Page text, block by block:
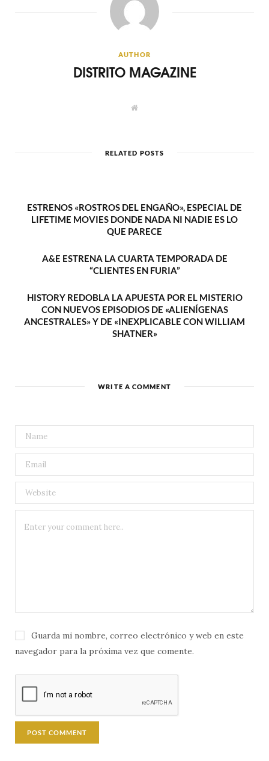
AUTHOR
DISTRITO MAGAZINE
W
RELATED POSTS
ESTRENOS «ROSTROS DEL ENGAÑO», ESPECIAL DE
LIFETIME MOVIES DONDE NADA NI NADIE ES LO
QUE PARECE
A&E ESTRENA LA CUARTA TEMPORADA DE
“CLIENTES EN FURIA”
HISTORY REDOBLA LA APUESTA POR EL MISTERIO
CON NUEVOS EPISODIOS DE «ALIENÍGENAS
ANCESTRALES» Y DE «INEXPLICABLE CON WILLIAM
SHATNER»
WRITE A COMMENT
Guarda mi nombre, correo electrónico y web en este
navegador para la próxima vez que comente.